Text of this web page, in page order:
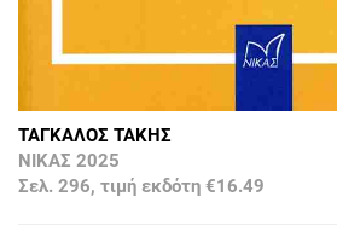
ΤΑΓΚΑΛΟΣ ΤΑΚΗΣ
ΝΙΚΑΣ 2025
Σελ. 296, τιμή εκδότη €16.49